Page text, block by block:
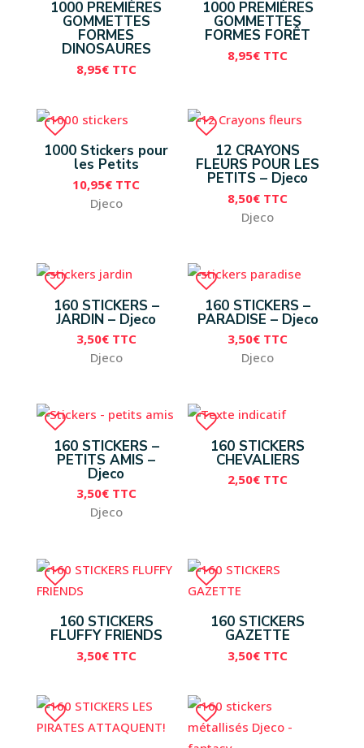
1000 PREMIÈRES
GOMMETTES
FORMES
DINOSAURES
8,95€ TTC
1000 PREMIÈRES
GOMMETTES
FORMES FORÊT
8,95€ TTC
1000 Stickers pour
les Petits
10,95€ TTC
Djeco
12 CRAYONS
FLEURS POUR LES
PETITS – Djeco
8,50€ TTC
Djeco
160 STICKERS –
JARDIN – Djeco
3,50€ TTC
Djeco
160 STICKERS –
PARADISE – Djeco
3,50€ TTC
Djeco
160 STICKERS –
PETITS AMIS –
Djeco
3,50€ TTC
Djeco
160 STICKERS
CHEVALIERS
2,50€ TTC
160 STICKERS
FLUFFY FRIENDS
3,50€ TTC
160 STICKERS
GAZETTE
3,50€ TTC